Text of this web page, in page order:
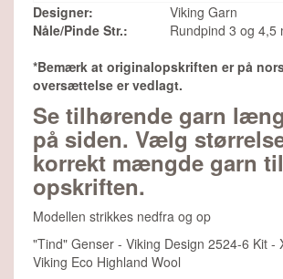
Designer:
Viking Garn
Nåle/Pinde Str.:
Rundpind 3 og 4,5
*Bemærk at originalopskriften er på
oversættelse er vedlagt.
Se tilhørende garn
på siden. Vælg
korrekt mængde garn til
opskriften.
Modellen strikkes nedfra og op
"Tind" Genser - Viking Design 2524-6 Kit -
Viking Eco Highland Wool